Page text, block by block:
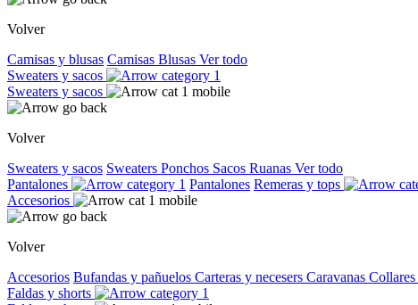
Volver
Camisas y blusas Camisas Blusas Ver todo
Sweaters y sacos
Sweaters y sacos
Volver
Sweaters y sacos Sweaters Ponchos Sacos Ruanas Ver todo
Pantalones
Pantalones Remeras y tops
Accesorios
Volver
Accesorios Bufandas y pañuelos Carteras y necesers Caravanas Collares
Faldas y shorts